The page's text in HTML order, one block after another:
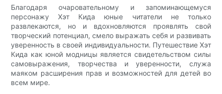
Благодаря очаровательному и запоминающемуся
персонажу Хэт Кида юные читатели не только
развлекаются, но и вдохновляются проявлять свой
творческий потенциал, смело выражать себя и развивать
уверенность в своей индивидуальности. Путешествие Хэт
Кида как юной модницы является свидетельством силы
самовыражения, творчества и уверенности, служа
маяком расширения прав и возможностей для детей во
всем мире.